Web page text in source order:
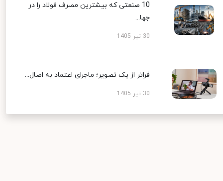
10 صنعتی که بیشترین مصرف فولاد را در
جها...
30 تیر 1405
فراتر از یک تصویر؛ ماجرای اعتماد به اصال...
30 تیر 1405